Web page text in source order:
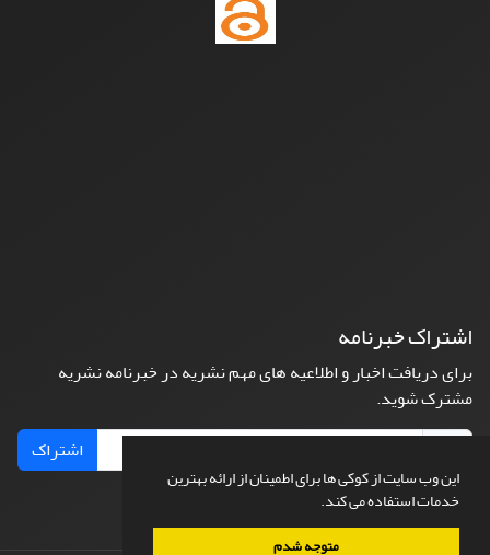
این وب سایت از کوکی ها برای اطمینان از ارائه بهترین
خدمات استفاده می کند.
متوجه شدم
اشتراک خبرنامه
برای دریافت اخبار و اطلاعیه های مهم نشریه در خبرنامه نشریه
مشترک شوید.
اشتراک